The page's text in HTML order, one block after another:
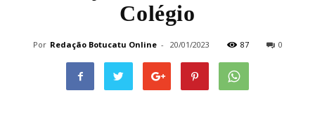
Colégio
Por Redação Botucatu Online - 20/01/2023 87 0